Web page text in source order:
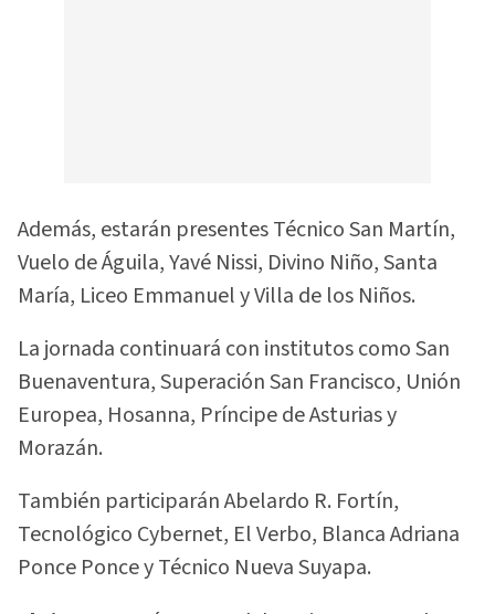
Además, estarán presentes Técnico San Martín,
Vuelo de Águila, Yavé Nissi, Divino Niño, Santa
María, Liceo Emmanuel y Villa de los Niños.
La jornada continuará con institutos como San
Buenaventura, Superación San Francisco, Unión
Europea, Hosanna, Príncipe de Asturias y
Morazán.
También participarán Abelardo R. Fortín,
Tecnológico Cybernet, El Verbo, Blanca Adriana
Ponce Ponce y Técnico Nueva Suyapa.